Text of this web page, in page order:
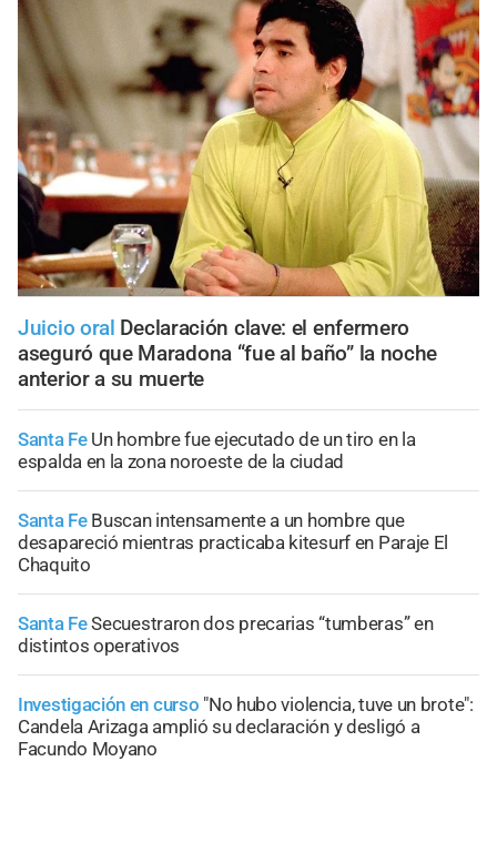
Juicio oral Declaración clave: el enfermero
aseguró que Maradona “fue al baño” la noche
anterior a su muerte
Santa Fe Un hombre fue ejecutado de un tiro en la
espalda en la zona noroeste de la ciudad
Santa Fe Buscan intensamente a un hombre que
desapareció mientras practicaba kitesurf en Paraje El
Chaquito
Santa FeSecuestraron dos precarias “tumberas” en
distintos operativos
Investigación en curso "No hubo violencia, tuve un brote":
Candela Arizaga amplió su declaración y desligó a
Facundo Moyano